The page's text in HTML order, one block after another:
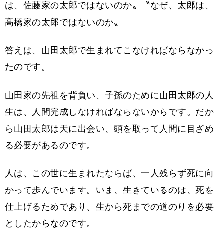
は、佐藤家の太郎ではないのか〟〝なぜ、太郎は、
高橋家の太郎ではないのか〟
答えは、山田太郎で生まれてこなければならなかっ
たのです。
山田家の先祖を背負い、子孫のために山田太郎の人
生は、人間完成しなければならないからです。だか
ら山田太郎は天に出会い、頭を取って人間に目ざめ
る必要があるのです。
人は、この世に生まれたならば、一人残らず死に向
かって歩んでいます。いま、生きているのは、死を
仕上げるためであり、生から死までの道のりを必要
としたからなのです。